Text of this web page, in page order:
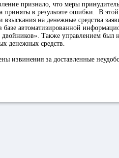
признало, что меры
приняты в результате ошибки. В
на денежные средства
базе автоматизированной
Также управлением был
денежных средств.
извинения за доставленные